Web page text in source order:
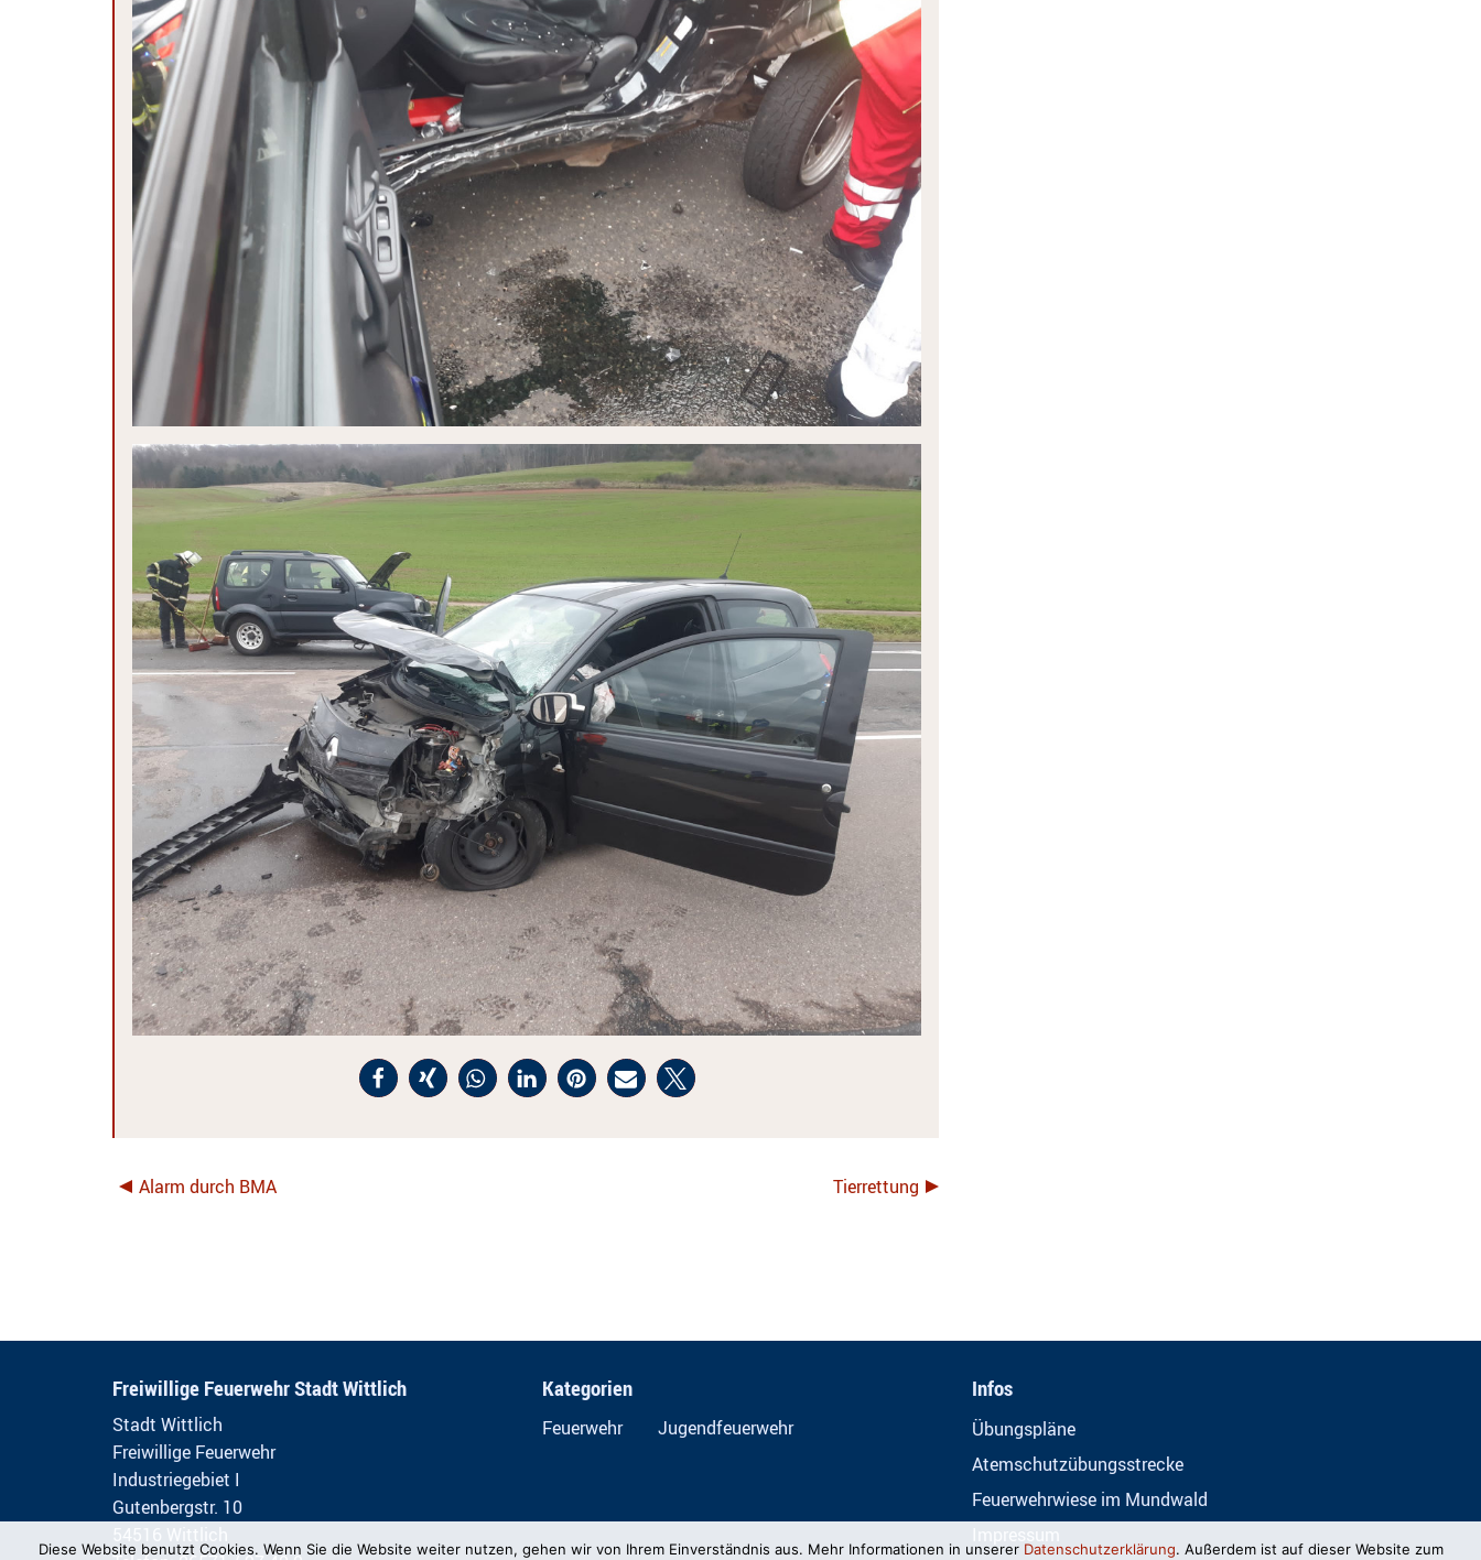
Alarm durch BMA Tierrettung
Freiwillige Feuerwehr Stadt Wittlich
Stadt Wittlich
Freiwillige Feuerwehr
Industriegebiet I
Gutenbergstr. 10
Kategorien
Feuerwehr Jugendfeuerwehr
Infos
Übungspläne
Atemschutzübungsstrecke
Feuerwehrwiese im Mundwald
Diese Website benutzt Cookies. Wenn Sie die Website weiter nutzen, gehen wir von Ihrem Einverständnis aus. Mehr Informationen in unserer Datenschutzerklärung. Außerdem ist auf dieser Website zum